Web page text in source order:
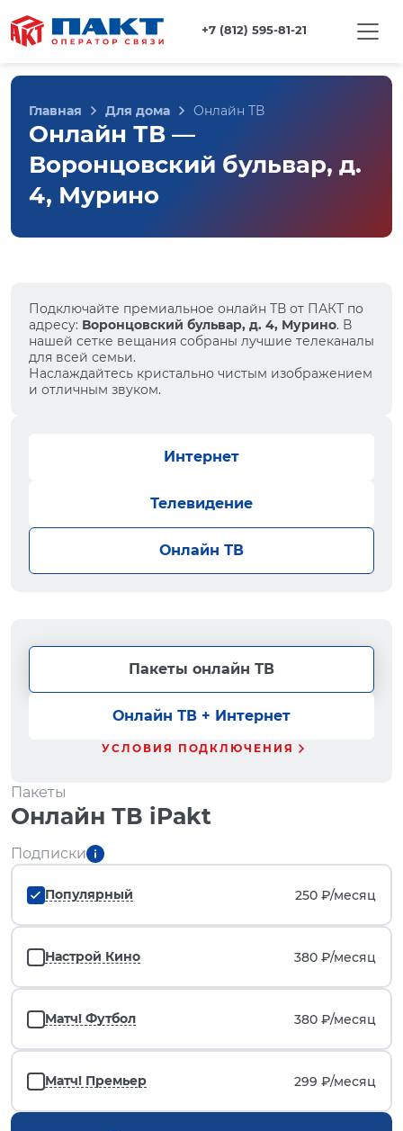
+7 (812) 595-81-21
Главная Для дома Онлайн ТВ
Онлайн ТВ —
Воронцовский бульвар, д.
4, Мурино
Подключайте премиальное онлайн ТВ от ПАКТ по
адресу: Воронцовский бульвар, д. 4, Мурино. В
нашей сетке вещания собраны лучшие телеканалы
для всей семьи.
Наслаждайтесь кристально чистым изображением
и отличным звуком.
Интернет
Телевидение
Онлайн ТВ
Пакеты онлайн ТВ
Онлайн ТВ + Интернет
УСЛОВИЯ ПОДКЛЮЧЕНИЯ
Пакеты
Онлайн ТВ iPakt
Подписки
Популярный 250 ₽/месяц
Настрой Кино 380 ₽/месяц
Матч! Футбол 380 ₽/месяц
Матч! Премьер 299 ₽/месяц